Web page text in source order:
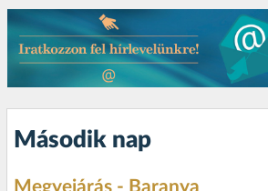
Második nap
Megyejárás - Baranya